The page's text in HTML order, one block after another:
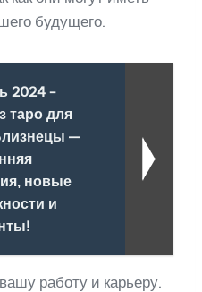
будущего.
2024 -
таро для
—
новые
и
работу и карьеру.